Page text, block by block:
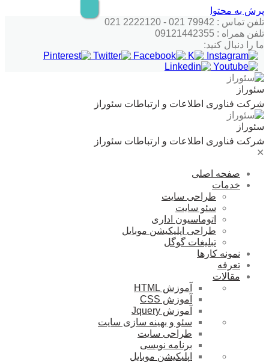
پرش به محتوا
تلفن تماس : 79942 021 - 2222120 021
تلفن همراه : 09121442355
ما را دنبال کنید:
سئوراز
شرکت فناوری اطلاعات و ارتباطات سئوراز
سئوراز
شرکت فناوری اطلاعات و ارتباطات سئوراز
✕
صفحه اصلی
خدمات
طراحی سایت
سئو سایت
اتوماسیون اداری
طراحی اپلیکیشن موبایل
تبلیغات گوگل
نمونه کارها
تعرفه
مقالات
آموزش HTML
آموزش CSS
آموزش Jquery
سئو و بهینه سازی سایت
طراحی سایت
برنامه نویسی
اپلیکیشن موبایل